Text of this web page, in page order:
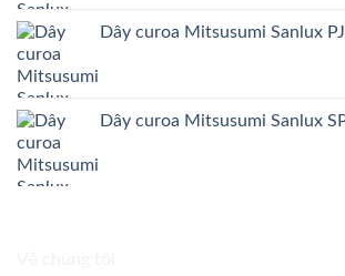
Dây curoa Mitsusumi Sanlux
Dây curoa Mitsusumi Sanlux